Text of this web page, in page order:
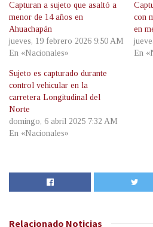
Capturan a sujeto que asaltó a
menor de 14 años en
Ahuachapán
jueves, 19 febrero 2026 9:50 AM
En «Nacionales»
con
en
En
Sujeto es capturado durante
control vehicular en la
carretera Longitudinal del
Norte
domingo, 6 abril 2025 7:32 AM
En «Nacionales»
Relacionado Noticias